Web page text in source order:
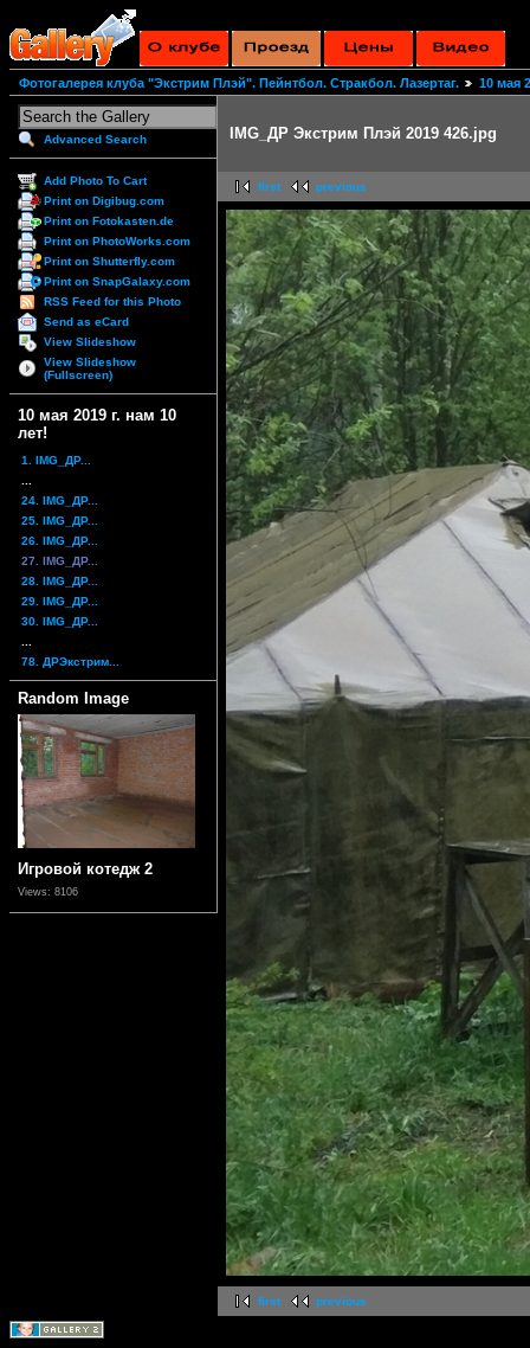
Фотогалерея клуба "Экстрим Плэй". Пейнтбол. Стракбол. Лазертаг. 10 мая
Advanced Search
Add Photo To Cart
Print on Digibug.com
Print on Fotokasten.de
Print on PhotoWorks.com
Print on Shutterfly.com
Print on SnapGalaxy.com
RSS Feed for this Photo
Send as eCard
View Slideshow
View Slideshow
(Fullscreen)
10 мая 2019 г. нам 10
лет!
1. IMG_ДР...
24. IMG_ДР...
25. IMG_ДР...
26. IMG_ДР...
27. IMG_ДР...
28. IMG_ДР...
29. IMG_ДР...
30. IMG_ДР...
78. ДРЭкстрим...
Random Image
Игровой котедж 2
Views: 8106
IMG_ДР Экстрим Плэй 2019 426.jpg
first previous
first previous